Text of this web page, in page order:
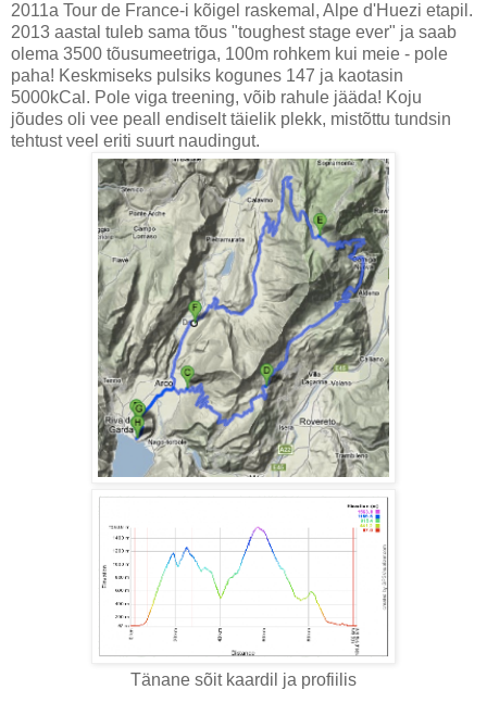
2011a Tour de France-i kõigel raskemal, Alpe d'Huezi etapil.
2013 aastal tuleb sama tõus "toughest stage ever" ja saab
olema 3500 tõusumeetriga, 100m rohkem kui meie - pole
paha! Keskmiseks pulsiks kogunes 147 ja kaotasin
5000kCal. Pole viga treening, võib rahule jääda! Koju
jõudes oli vee peall endiselt täielik plekk, mistõttu tundsin
tehtust veel eriti suurt naudingut.
Tänane sõit kaardil ja profiilis